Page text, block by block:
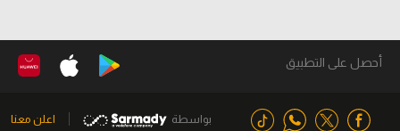
أحصل على التطبيق
بواسطة اعلن معنا